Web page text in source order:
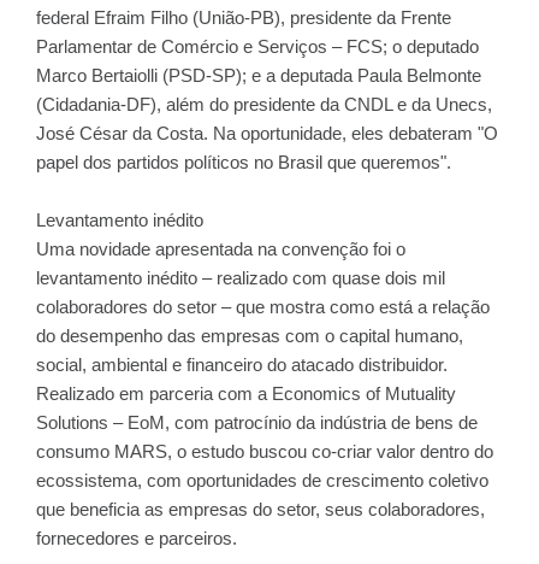
federal Efraim Filho (União-PB), presidente da Frente
Parlamentar de Comércio e Serviços – FCS; o deputado
Marco Bertaiolli (PSD-SP); e a deputada Paula Belmonte
(Cidadania-DF), além do presidente da CNDL e da Unecs,
José César da Costa. Na oportunidade, eles debateram "O
papel dos partidos políticos no Brasil que queremos".
Levantamento inédito
Uma novidade apresentada na convenção foi o
levantamento inédito – realizado com quase dois mil
colaboradores do setor – que mostra como está a relação
do desempenho das empresas com o capital humano,
social, ambiental e financeiro do atacado distribuidor.
Realizado em parceria com a Economics of Mutuality
Solutions – EoM, com patrocínio da indústria de bens de
consumo MARS, o estudo buscou co-criar valor dentro do
ecossistema, com oportunidades de crescimento coletivo
que beneficia as empresas do setor, seus colaboradores,
fornecedores e parceiros.